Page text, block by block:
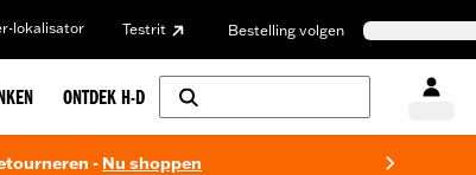
lokalisator Testrit Bestelling volgen
ONTDEK H-D
- Nu shoppen